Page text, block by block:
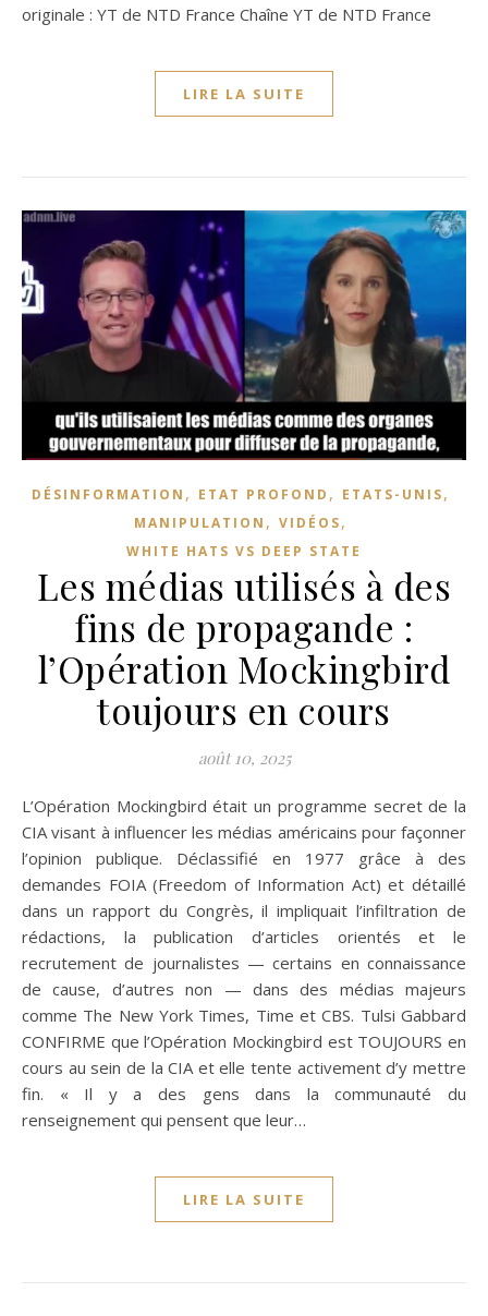
originale : YT de NTD France Chaîne YT de NTD France
LIRE LA SUITE
DÉSINFORMATION , ETAT PROFOND , ETATS-UNIS,
MANIPULATION , VIDÉOS,
WHITE HATS VS DEEP STATE
Les médias utilisés à des
fins de propagande :
l’Opération Mockingbird
toujours en cours
août 10, 2025
L’Opération Mockingbird était un programme secret de la
CIA visant à influencer les médias américains pour façonner
l’opinion publique. Déclassifié en 1977 grâce à des
demandes FOIA (Freedom of Information Act) et détaillé
dans un rapport du Congrès, il impliquait l’infiltration de
rédactions, la publication d’articles orientés et le
recrutement de journalistes — certains en connaissance
de cause, d’autres non — dans des médias majeurs
comme The New York Times, Time et CBS. Tulsi Gabbard
CONFIRME que l’Opération Mockingbird est TOUJOURS en
cours au sein de la CIA et elle tente activement d’y mettre
fin. « Il y a des gens dans la communauté du
renseignement qui pensent que leur…
LIRE LA SUITE